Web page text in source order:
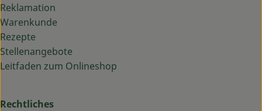
Reklamation
Warenkunde
Rezepte
Stellenangebote
Leitfaden zum Onlineshop
Rechtliches